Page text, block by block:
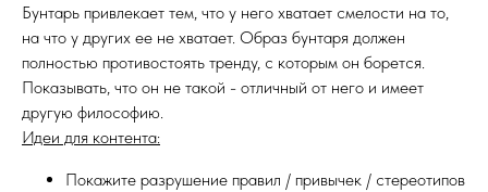
Бунтарь привлекает тем, что у него хватает смелости на то,
на что у других ее не хватает. Образ бунтаря должен
полностью противостоять тренду, с которым он борется.
Показывать, что он не такой - отличный от него и имеет
другую философию.
Идеи для контента:
Покажите разрушение правил / привычек / стереотипов